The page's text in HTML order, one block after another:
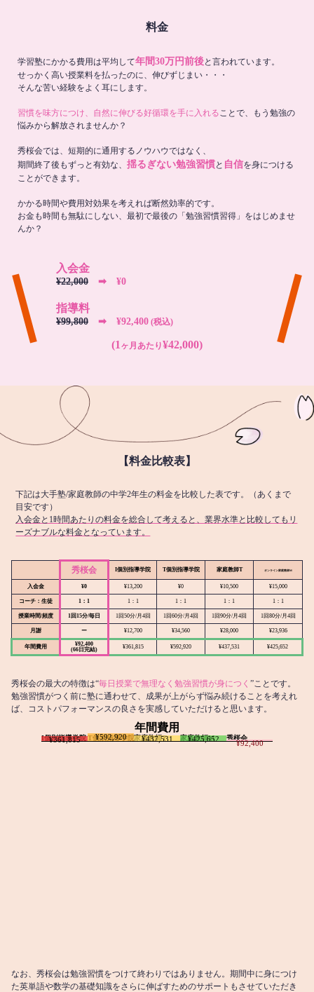
料金
学習塾にかかる費用は平均して年間30万円前後と言われています。
せっかく高い授業料を払ったのに、伸びずじまい・・・
そんな苦い経験をよく耳にします。
習慣を味方につけ、自然に伸びる好循環を手に入れる ことで、もう勉強の
悩みから解放されませんか？
秀桜会では、短期的に通用するノウハウではなく、
期間終了後もずっと有効な、 揺るぎない勉強習慣と 自信を身につける
ことができます。
かかる時間や費用対効果を考えれば断然効率的です。
お金も時間も無駄にしない、最初で最後の「勉強習慣習得」をはじめませ
んか？
入会金
¥22,000 ➡︎ ¥0
指導料
¥99,800 ➡︎ ¥92,400 (税込)
(1 ヶ月あたり¥42,000)
【料金比較表】
下記は大手塾/家庭教師の中学2年生の料金を比較した表です。（あくまで
目安です）
入会金と1時間あたりの料金を総合して考えると、業界水準と比較してもリ
ーズナブルな料金となっています。
秀桜会 I個別指導学院 T個別指導学院 家庭教師T オンライン家庭教師M
入会金 ¥0 ¥13,200 ¥0 ¥10,500 ¥15,000
コーチ：生徒 1：1 1：1 1：1 1：1 1：1
授業時間/頻度 1回15分/毎日 1回50分/月4回 1回60分/月4回 1回90分/月4回 1回80分/月4回
月謝 ー ¥12,700 ¥34,560 ¥28,000 ¥23,936
年間費用
¥92,400
(66日完結)
¥361,815 ¥592,920 ¥437,531 ¥425,652
秀桜会の最大の特徴は“毎日授業で無理なく勉強習慣が身につく ”ことです。
勉強習慣がつく前に塾に通わせて、成果が上がらず悩み続けることを考えれ
ば、コストパフォーマンスの良さを実感していただけると思います。
年間費用
I個別指導学院
¥361,815 T個別指導学院
¥592,920 家庭教師T
¥437,531 家庭教師M
¥425,652 秀桜会
¥92,400
なお、秀桜会は勉強習慣をつけて終わりではありません。期間中に身につけ
た英単語や数学の基礎知識をさらに伸ばすためのサポートもさせていただき